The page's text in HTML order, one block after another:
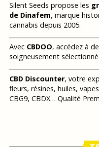
Silent Seeds propose les
de Dinafem, marque
cannabis depuis 2005.
Avec CBDOO, accédez à
soigneusement
CBD Discounter, votre
fleurs, résines, huiles,
CBG9, CBDX… Qualité